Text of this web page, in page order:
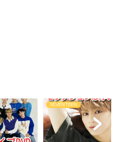
SEVENTEEN